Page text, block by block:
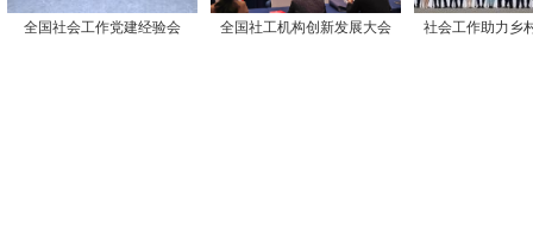
全国社会工作党建经验会 全国社工机构创新发展大会 社会工作助力乡